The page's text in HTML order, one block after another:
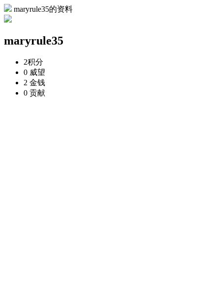
maryrule35的资料
maryrule35
2积分
0 威望
2 金钱
0 贡献